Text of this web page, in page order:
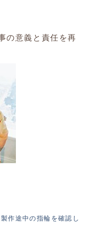
の意義と責任を再
作途中の指輪を確認し